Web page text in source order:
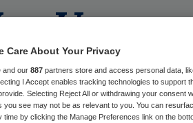
U.
dood
Care About Your Privacy
and our 887 partners store and access personal data,
I Accept enables tracking technologies to
Selecting Reject All or withdrawing your consent
you see may not be as relevant to you. You can
time by clicking the Manage Preferences link on the